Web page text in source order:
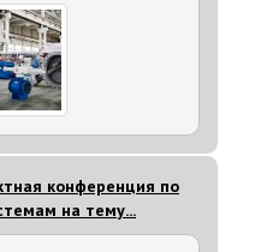
конференция по
на тему...